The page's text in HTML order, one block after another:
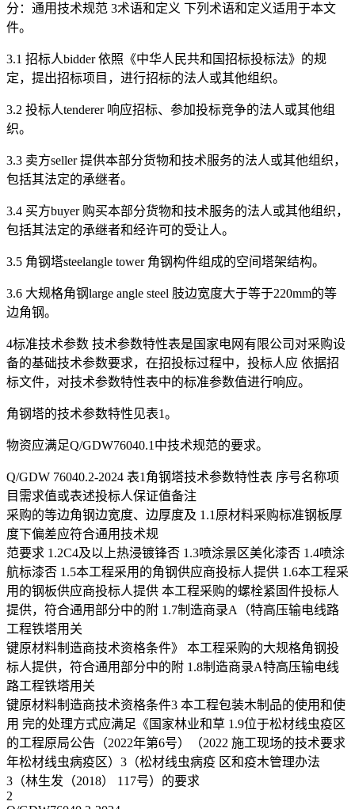
分：通用技术规范 3术语和定义 下列术语和定义适用于本文
件。
3.1 招标人bidder 依照《中华人民共和国招标投标法》的规
定，提出招标项目，进行招标的法人或其他组织。
3.2 投标人tenderer 响应招标、参加投标竞争的法人或其他组
织。
3.3 卖方seller 提供本部分货物和技术服务的法人或其他组织，
包括其法定的承继者。
3.4 买方buyer 购买本部分货物和技术服务的法人或其他组织，
包括其法定的承继者和经许可的受让人。
3.5 角钢塔steelangle tower 角钢构件组成的空间塔架结构。
3.6 大规格角钢large angle steel 肢边宽度大于等于220mm的等
边角钢。
4标准技术参数 技术参数特性表是国家电网有限公司对采购设
备的基础技术参数要求，在招投标过程中，投标人应 依据招
标文件，对技术参数特性表中的标准参数值进行响应。
角钢塔的技术参数特性见表1。
物资应满足Q/GDW76040.1中技术规范的要求。
Q/GDW 76040.2-2024 表1角钢塔技术参数特性表 序号名称项
目需求值或表述投标人保证值备注
采购的等边角钢边宽度、边厚度及 1.1原材料采购标准钢板厚
度下偏差应符合通用技术规
范要求 1.2C4及以上热浸镀锋否 1.3喷涂景区美化漆否 1.4喷涂
航标漆否 1.5本工程采用的角钢供应商投标人提供 1.6本工程采
用的钢板供应商投标人提供 本工程采购的螺栓紧固件投标人
提供，符合通用部分中的附 1.7制造商录A（特高压输电线路
工程铁塔用关
键原材料制造商技术资格条件》 本工程采购的大规格角钢投
标人提供，符合通用部分中的附 1.8制造商录A特高压输电线
路工程铁塔用关
键原材料制造商技术资格条件3 本工程包装木制品的使用和使
用 完的处理方式应满足《国家林业和草 1.9位于松材线虫疫区
的工程原局公告（2022年第6号）（2022 施工现场的技术要求
年松材线虫病疫区）3（松材线虫病疫 区和疫木管理办法
3（林生发（2018） 117号）的要求
2